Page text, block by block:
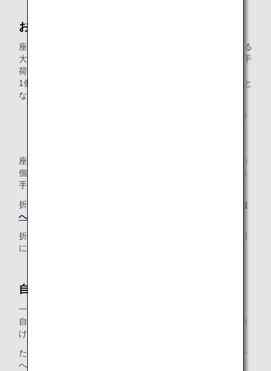
お子様（幼児・小児）の手荷物
座席を使用しない2歳未満のお子様をお連れの場合、同行する
大人の無料手荷物許容量に加え、1個（全クラス共通*1）の手
荷物を無料でお預かりいたします。
1個あたりのサイズ・重量は、同行する大人と同じ取り扱いと
なります。
*1 エコノミークラスにて無料手荷物許容量が「0個」の
座席を使用するお子様の場合、無料でお預かりする手荷物の
個数・サイズ・重量・無料手荷物許容量を超える場合の超過
手荷物料金は大人と同じ取り扱いになります。
折たたみ式ベビーカーの機内への持ち込みについては、
機内
への持ち込み
折たたみ式ベビーカーは無料でお預かりします。その他詳細
については、
自動手荷物預け機
一部の空港では自動チェックイン機がご利用いただけます。
自動チェックイン機にて手荷物タグを発行後、自動手荷物預
け機にて手荷物をお預けください。
ただし、以下のお客様はANA国際線チェックインカウンター
へお越しください。